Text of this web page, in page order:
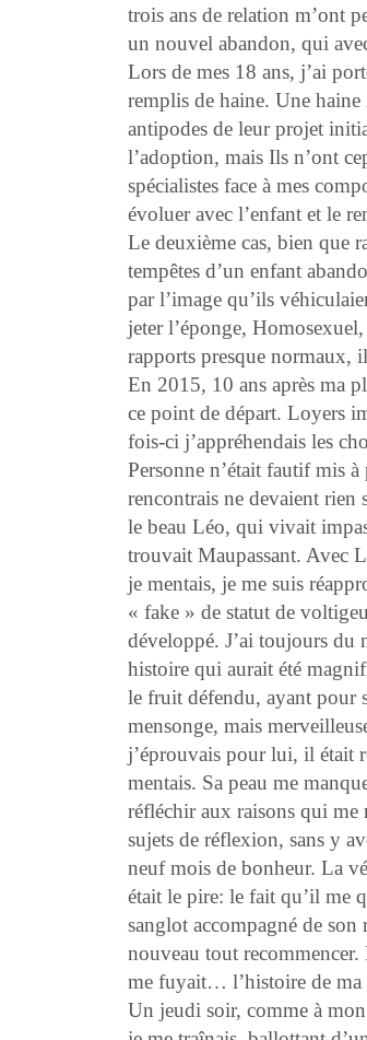
trois ans de relation m’ont
un nouvel abandon, qui
Lors de mes 18 ans, j’ai
remplis de haine. Une
antipodes de leur projet
l’adoption, mais Ils n’ont
spécialistes face à mes
évoluer avec l’enfant et le
Le deuxième cas, bien que
tempêtes d’un enfant
par l’image qu’ils
jeter l’éponge,
rapports presque normaux,
En 2015, 10 ans après ma
ce point de départ. Loyers
fois-ci j’appréhendais les
Personne n’était fautif mis
rencontrais ne devaient rien
le beau Léo, qui vivait
trouvait Maupassant. Avec
je mentais, je me suis
« fake » de statut de
développé. J’ai toujours du
histoire qui aurait été
le fruit défendu, ayant pour
mensonge, mais
j’éprouvais pour lui, il était
mentais. Sa peau me
réfléchir aux raisons qui me
sujets de réflexion, sans y
neuf mois de bonheur. La
était le pire: le fait qu’il me
sanglot accompagné de
nouveau tout
me fuyait… l’histoire de ma
Un jeudi soir, comme à